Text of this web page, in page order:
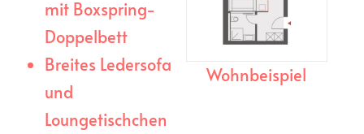
mit Boxspring-
Doppelbett
Breites Ledersofa
und
Loungetischchen
Wohnbeispiel